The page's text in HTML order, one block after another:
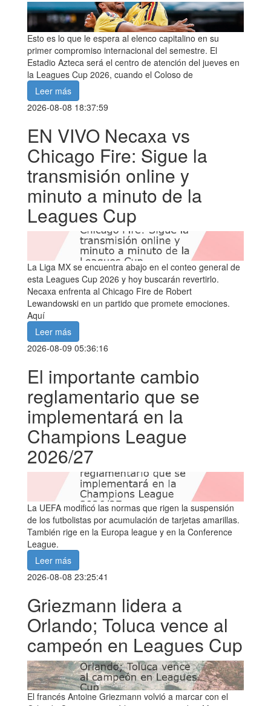
Esto es lo que le espera al elenco capitalino en su
primer compromiso internacional del semestre. El
Estadio Azteca será el centro de atención del jueves en
la Leagues Cup 2026, cuando el Coloso de
Leer más
2026-08-08 18:37:59
EN VIVO Necaxa vs
Chicago Fire: Sigue la
transmisión online y
minuto a minuto de la
Leagues Cup
La Liga MX se encuentra abajo en el conteo general de
esta Leagues Cup 2026 y hoy buscarán revertirlo.
Necaxa enfrenta al Chicago Fire de Robert
Lewandowski en un partido que promete emociones.
Aquí
Leer más
2026-08-09 05:36:16
El importante cambio
reglamentario que se
implementará en la
Champions League
2026/27
La UEFA modificó las normas que rigen la suspensión
de los futbolistas por acumulación de tarjetas amarillas.
También rige en la Europa league y en la Conference
League.
Leer más
2026-08-08 23:25:41
Griezmann lidera a
Orlando; Toluca vence al
campeón en Leagues Cup
El francés Antoine Griezmann volvió a marcar con el